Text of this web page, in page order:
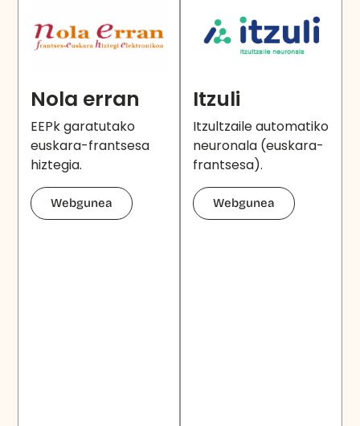
Nola erran
EEPk garatutako
euskara-frantsesa
hiztegia.
Webgunea
Itzuli
Itzultzaile automatiko
neuronala (euskara-
frantsesa).
Webgunea